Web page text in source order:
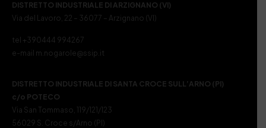
DISTRETTO INDUSTRIALE DI ARZIGNANO (VI)
Via del Lavoro, 22 – 36077 – Arzignano (VI)
tel +390444 994267
e-mail m.nogarole@ssip.it
DISTRETTO INDUSTRIALE DI SANTA CROCE SULL’ARNO (PI)
c/o POTECO
Via San Tommaso, 119/121/123
56029 S. Croce s/Arno (PI)